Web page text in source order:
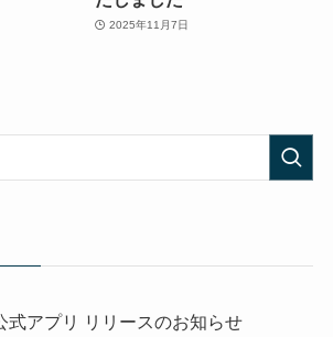
2025年11月7日
式アプリ リリースのお知らせ